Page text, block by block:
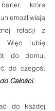
które
relacji z
Więc lubię
do domu,
do czegoś,
Całości.
do każdej